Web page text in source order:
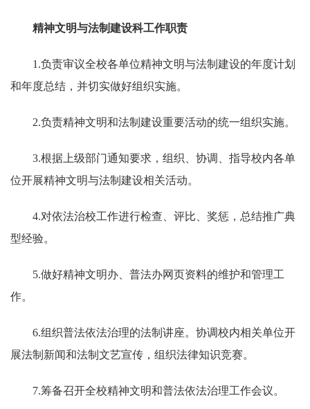
精神文明与法制建设科工作职责
1.负责审议全校各单位精神文明与法制建设的年度计划
和年度总结，并切实做好组织实施。
2.负责精神文明和法制建设重要活动的统一组织实施。
3.根据上级部门通知要求，组织、协调、指导校内各单
位开展精神文明与法制建设相关活动。
4.对依法治校工作进行检查、评比、奖惩，总结推广典
型经验。
5.做好精神文明办、普法办网页资料的维护和管理工
作。
6.组织普法依法治理的法制讲座。协调校内相关单位开
展法制新闻和法制文艺宣传，组织法律知识竞赛。
7.筹备召开全校精神文明和普法依法治理工作会议。